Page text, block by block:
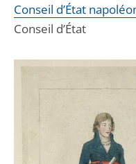
Conseil d’État
Conseil d’État